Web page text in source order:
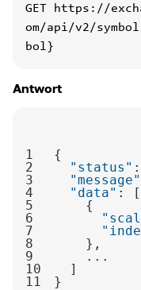
GET
https://
om/api/v2/
bol}
Antwort
1
2
"status" :
3
"message"
4
"data"
5
6
7
8
9
10
11
}